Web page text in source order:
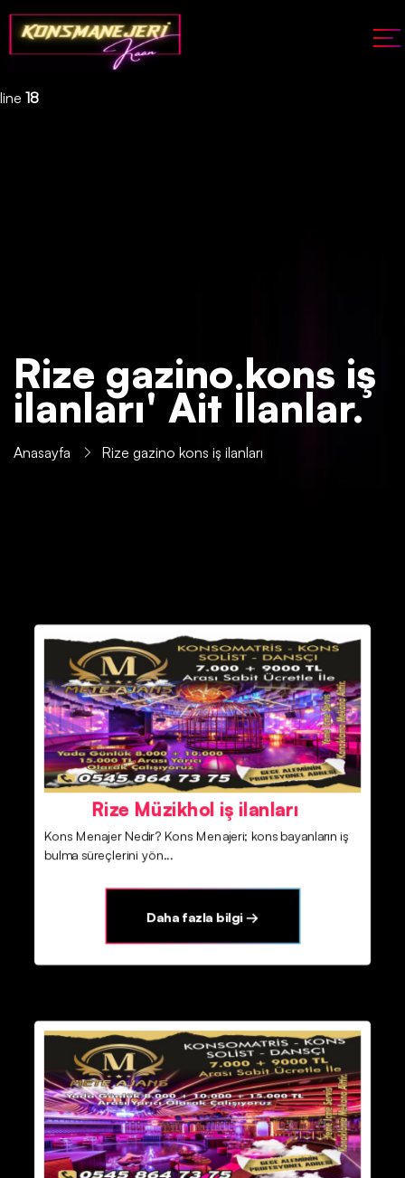
Deprecated: json_decode(): Passing null to parameter #1 ($json)
of type string is deprecated in
/home/konsmenajericom/public_html/api/kontrol/etiket.php
line 18
Rize gazino kons iş
ilanları' Ait İlanlar.
Anasayfa Rize gazino kons iş ilanları
Rize Müzikhol iş ilanları
Kons Menajer Nedir? Kons Menajeri; kons bayanların iş
bulma süreçlerini yön...
Daha fazla bilgi →